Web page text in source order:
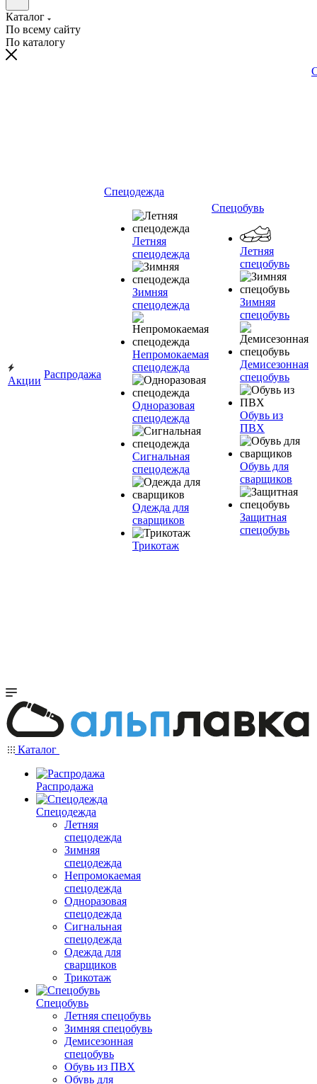
Каталог
По всему сайту
По каталогу
Акции
Распродажа
Спецодежда
Летняя
спецодежда
Зимняя
спецодежда
Непромокаемая
спецодежда
Одноразовая
спецодежда
Сигнальная
спецодежда
Одежда для
сварщиков
Трикотаж
Спецобувь
Летняя
спецобувь
Зимняя
спецобувь
Демисезонная
спецобувь
Обувь из
ПВХ
Обувь для
сварщиков
Защитная
спецобувь
Каталог
Распродажа
Спецодежда
Летняя
спецодежда
Зимняя
спецодежда
Непромокаемая
спецодежда
Одноразовая
спецодежда
Сигнальная
спецодежда
Одежда для
сварщиков
Трикотаж
Спецобувь
Летняя спецобувь
Зимняя спецобувь
Демисезонная
спецобувь
Обувь из ПВХ
Обувь для